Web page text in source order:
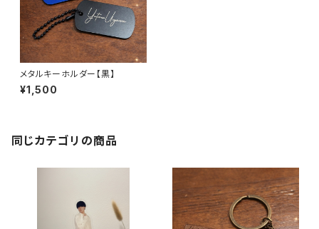
メタルキーホルダー【黒】
¥1,500
同じカテゴリの商品